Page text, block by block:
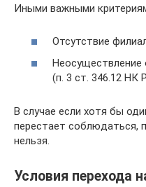
Иными важными
Отсутствие
Неосуществление
(п. 3 ст. 346.12 НК
В случае если хотя бы
перестает соблюдаться,
нельзя.
Условия перехода